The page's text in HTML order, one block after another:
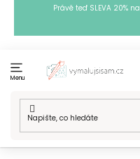
Právě teď SLEVA 20%
Menu
Domů
Techniky / Malování
- Zimní krajina 3